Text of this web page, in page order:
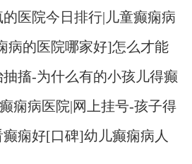
医院今日排行|儿童癫痫病
?
病的医院哪家好]怎么才能
的好时期？
搐-为什么有的小孩儿得癫
？
痫病医院|网上挂号-孩子得
痫好[口碑]幼儿癫痫病人